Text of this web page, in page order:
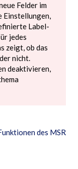
Felder im
Einstellungen,
Label-
jedes
zeigt, ob das
nicht.
deaktivieren,
des MSR